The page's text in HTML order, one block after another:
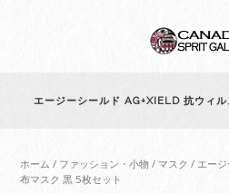
エージーシールド AG+XIELD 抗ウィ
ホーム / ファッション・小物 / マスク / エージ
布マスク 黒 5枚セット